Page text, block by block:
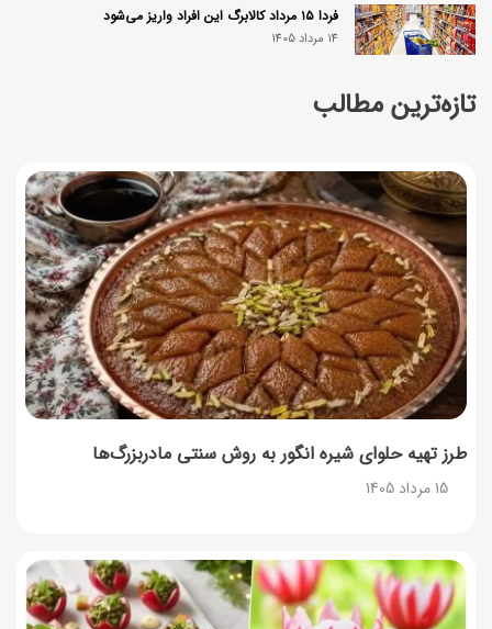
تازه‌ترین مطالب
طرز تهیه حلوای شیره انگور به روش سنتی مادربزرگ‌ها
15 مرداد 1405
فردا ۱۵ مرداد کالابرگ این افراد واریز می‌شود
14 مرداد 1405
زمان شارژ کالابرگ تغییر کرد؛ جزئیات برنامه جدید واریز اعتبار
توصیه‌های مهم برای دفع انواع حشرات در خانه
14 مرداد 1405
طرز تهیه آلبالو شور خانگی؛ خوش‌رنگ و بدون کپک
14 مرداد 1405
طرز تهیه پنکیک با شیره انگور؛ صبحانه‌ای سالم و انرژی‌بخش
14 مرداد 1405
طرز تهیه پش ملبا (پیچ ملبا)؛ دسر کلاسیک هلو و بستنی
13 مرداد 1405